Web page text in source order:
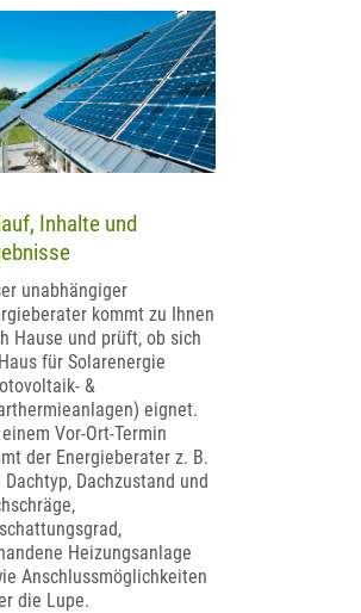
Inhalte und
unabhängiger
kommt zu Ihnen
Hause und prüft, ob sich
für Solarenergie
&
eignet.
Vor-Ort-Termin
der Energieberater z. B.
Dachtyp, Dachzustand und
Heizungsanlage
Anschlussmöglichkeiten
die Lupe.